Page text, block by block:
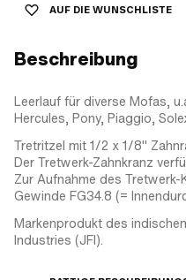
AUF DIE WUNSCHLISTE
Beschreibung
Leerlauf für diverse Mofas,
Hercules, Pony, Piaggio,
Tretritzel mit 1/2 x 1/8"
Der Tretwerk-Zahnkranz
Zur Aufnahme des
Gewinde FG34.8 (=
Markenprodukt des
Industries (JFI).